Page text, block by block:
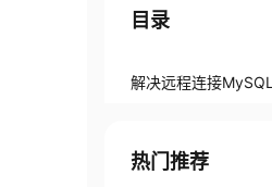
目录
解决远程连接
热门推荐